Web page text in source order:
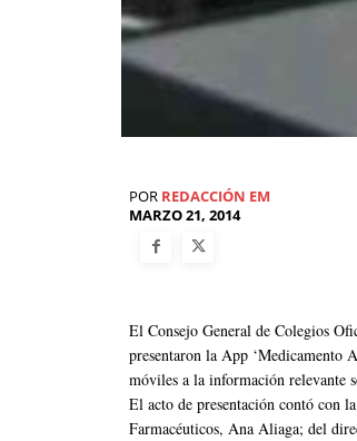
POR REDACCIÓN EM
MARZO 21, 2014
El Consejo General de Colegios
presentaron la App ‘Medicamento
móviles a la información relevante
El acto de presentación contó con
Farmacéuticos, Ana Aliaga; del